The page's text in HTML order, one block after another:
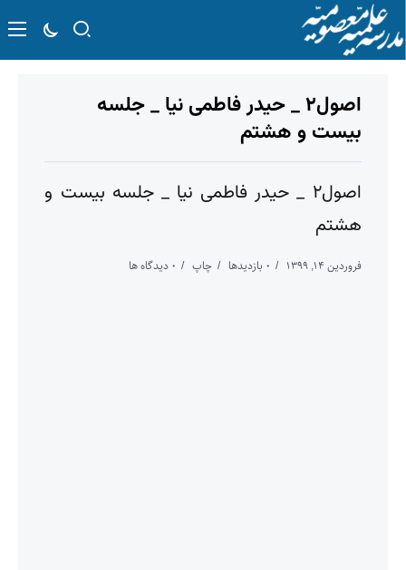
اصول۲ _ حیدر فاطمی نیا _ جلسه
بیست و هشتم
اصول۲ _ حیدر فاطمی نیا _ جلسه بیست و
هشتم
فروردین ۱۴, ۱۳۹۹ ۰ بازدیدها چاپ ۰ دیدگاه ها